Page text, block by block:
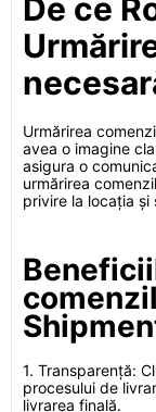
De ce
Urmărirea
avea o imagine
asigura o
urmărirea
privire la locația și
1. Transparență:
procesului de
livrarea finală.